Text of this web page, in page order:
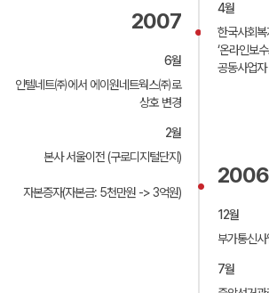
4월
한국사회복
‘온라인보
공동사업자
2007
6월
인텔네트㈜에서 에이원네트웍스㈜로
상호 변경
2월
본사 서울이전 (구로디지털단지)
자본증자(자본금: 5천만원 -> 3억원)
2006
12월
부가통신
7월
제4조 (약관 외 적용)
이 약관에 명시되지 아니한 사항에 대해서
관례 및 홈페이지에 명시된 서비스별 안내에
제2장 서비스 이용계약
제5조 (자율 계약의 원칙)
고객은 반드시 타인의 강요나 강매가 아닌 자
이용계약을 체결할 수 있으며, 계약체결 전에
이용약관을 읽고 동의한 후에 서비스 이용계
① 회사는 개인정보 처리에 관한 업무를 총괄
책임지고, 개인정보 처리와 관련한 고객님의
피해구제 등을 위하여 아래와 같이 개인정보
담당부서를 지정하여 운영하고 있습니다.
② 개인정보관리책임자
ㆍ부서 : 기술운영팀
ㆍ성명 : 개인정보 관리책임자 : 이광희 팀장
ㆍ전화 : 1544-6191
제7조(개인정보관련 신고 및 분쟁조정)
① 개인정보침해에 대한 신고, 상담이 필요하
한국정보보호진흥원(KISA) 개인 정보 침해신
문의하시기 바랍니다. 또한, 귀하가 개인정보
금전적, 정신적 피해를 입으신 경우에는
개인정보분쟁조정위원회에 피해구제를 신청